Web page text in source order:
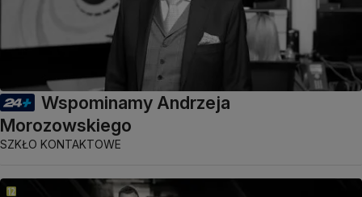
Wspominamy Andrzeja
Morozowskiego
SZKŁO KONTAKTOWE